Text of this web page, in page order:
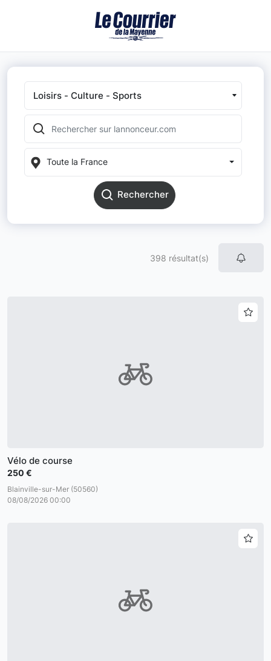
Loisirs - Culture - Sports
Toute la France
Rechercher
398 résultat(s)
Vélo de course
250 €
Blainville-sur-Mer (50560)
08/08/2026 00:00